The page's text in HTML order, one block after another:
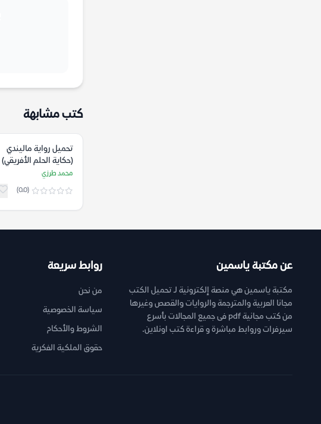
كتب مشابهة
تحميل رواية ماليندي
(حكاية الحلم الأفريقي)
– محمد طرزي
محمد طرزي
(0.0)
عن مكتبة ياسمين
مكتبة ياسمين هي منصة إلكترونية لـ تحميل الكتب
مجانا العربية والمترجمة والروايات والقصص وغيرها
من كتب مجانية pdf فى جميع المجالات بأسرع
سيرفرات وروابط مباشرة و قراءة كتب اونلاين.
روابط سريعة
من نحن
سياسة الخصوصية
الشروط والأحكام
حقوق الملكية الفكرية